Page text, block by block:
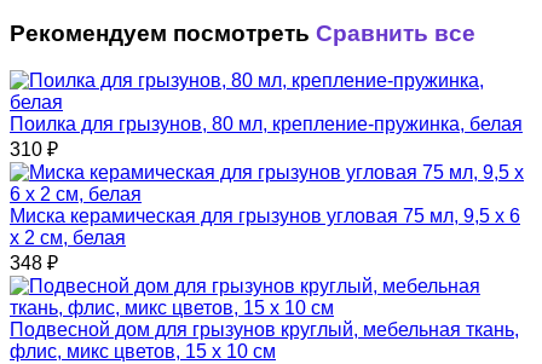
Рекомендуем посмотреть Сравнить все
Поилка для грызунов, 80 мл, крепление-пружинка, белая
310 ₽
Миска керамическая для грызунов угловая 75 мл, 9,5 х 6
х 2 см, белая
348 ₽
Подвесной дом для грызунов круглый, мебельная ткань,
флис, микс цветов, 15 х 10 см